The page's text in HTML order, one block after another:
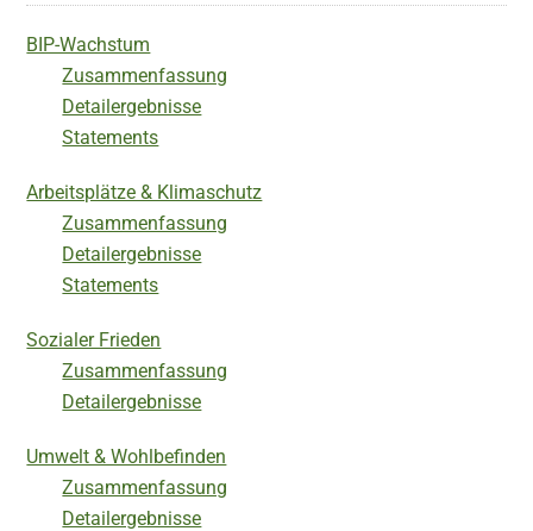
BIP-Wachstum
Zusammenfassung
Detailergebnisse
Statements
Arbeitsplätze & Klimaschutz
Zusammenfassung
Detailergebnisse
Statements
Sozialer Frieden
Zusammenfassung
Detailergebnisse
Umwelt & Wohlbefinden
Zusammenfassung
Detailergebnisse